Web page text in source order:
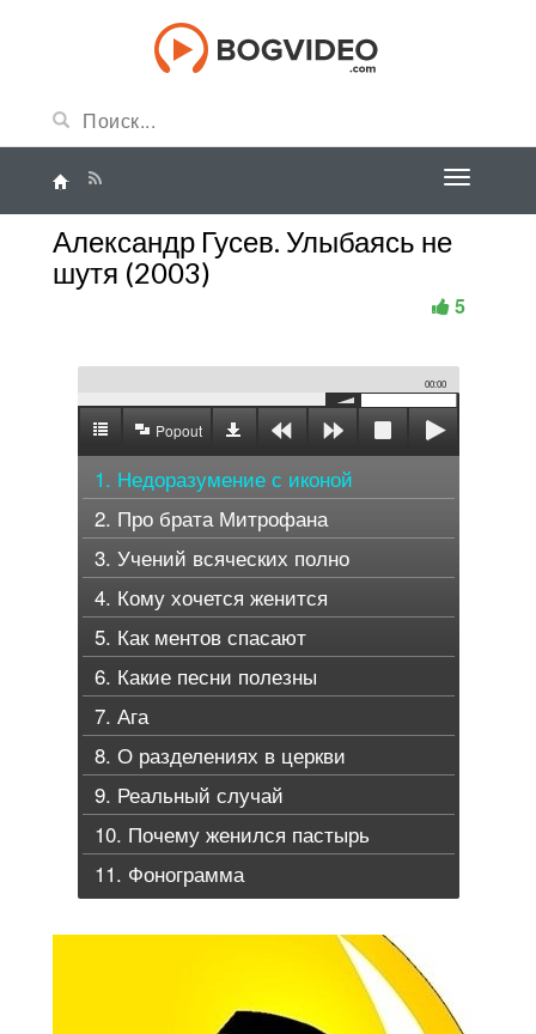
Александр Гусев. Улыбаясь не
шутя (2003)
5
00:00
Popout
1. Недоразумение с иконой
2. Про брата Митрофана
3. Учений всяческих полно
4. Кому хочется женится
5. Как ментов спасают
6. Какие песни полезны
7. Ага
8. О разделениях в церкви
9. Реальный случай
10. Почему женился пастырь
11. Фонограмма